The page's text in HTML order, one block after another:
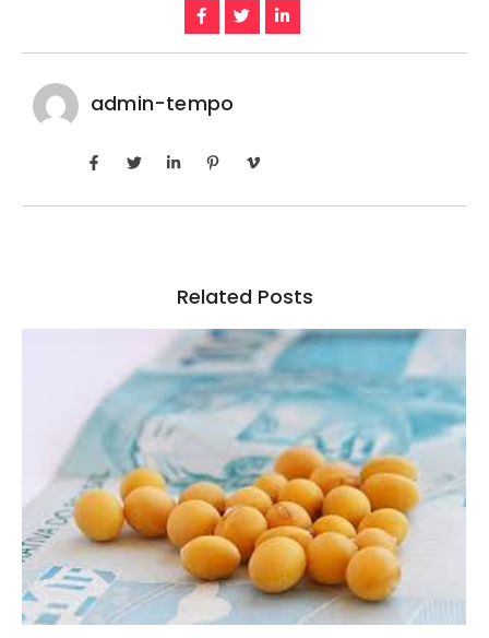
admin-tempo
Related Posts